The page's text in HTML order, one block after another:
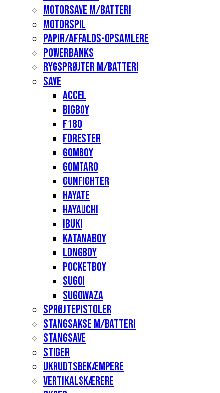
Motorsave m/batteri
Motorspil
Papir/affalds-opsamlere
Powerbanks
Rygsprøjter m/batteri
Save
Accel
Bigboy
F180
Forester
Gomboy
Gomtaro
Gunfighter
Hayate
Hayauchi
Ibuki
Katanaboy
Longboy
Pocketboy
Sugoi
Sugowaza
Sprøjtepistoler
Stangsakse m/batteri
Stangsave
Stiger
Ukrudtsbekæmpere
Vertikalskærere